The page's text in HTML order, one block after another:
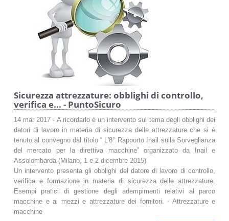
Sicurezza attrezzature: obblighi di controllo,
verifica e... - PuntoSicuro
14 mar 2017 - A ricordarlo è un intervento sul tema degli obblighi dei
datori di lavoro in materia di sicurezza delle attrezzature che si è
tenuto al convegno dal titolo “ L'8° Rapporto Inail sulla Sorveglianza
del mercato per la direttiva macchine” organizzato da Inail e
Assolombarda (Milano, 1 e 2 dicembre 2015).
Un intervento presenta gli obblighi del datore di lavoro di controllo,
verifica e formazione in materia di sicurezza delle attrezzature.
Esempi pratici di gestione degli adempimenti relativi al parco
macchine e ai mezzi e attrezzature dei fornitori. - Attrezzature e
macchine